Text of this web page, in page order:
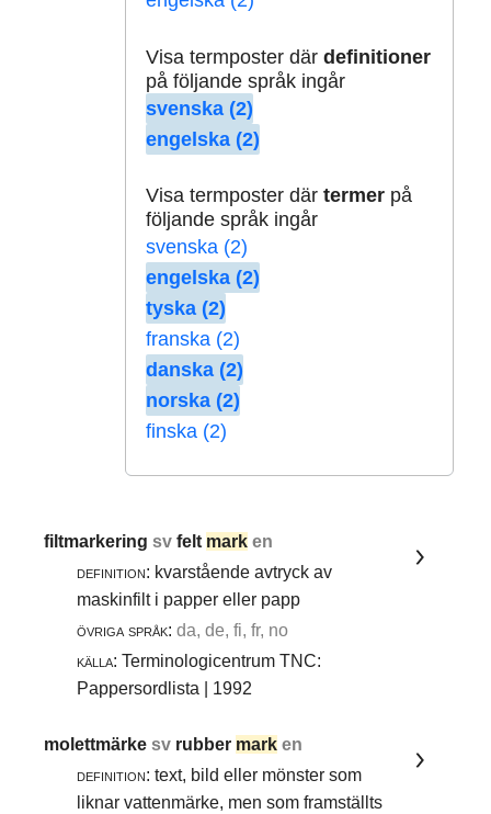
Visa termposter där definitioner
på följande språk ingår
svenska (2)
engelska (2)
Visa termposter där termerpå
följande språk ingår
svenska (2)
engelska (2)
tyska (2)
franska (2)
danska (2)
norska (2)
finska (2)
filtmarkeringsvfelt mark en
definition: kvarstående avtryck av
maskinfilt i papper eller papp
övriga språk: da, de, fi, fr, no
källa: Terminologicentrum TNC:
Pappersordlista | 1992
molettmärkesv rubber mark en
definition: text, bild eller mönster som
liknar vattenmärke, men som framställts